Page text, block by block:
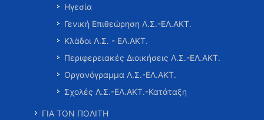
Ηγεσία
Γενική Επιθεώρηση Λ.Σ.-ΕΛ.ΑΚΤ.
Κλάδοι Λ.Σ. - ΕΛ.ΑΚΤ.
Περιφερειακές Διοικήσεις Λ.Σ.-ΕΛ.ΑΚΤ.
Οργανόγραμμα Λ.Σ.-ΕΛ.ΑΚΤ.
Σχολές Λ.Σ.-ΕΛ.ΑΚΤ.-Κατάταξη
ΓΙΑ ΤΟΝ ΠΟΛΙΤΗ